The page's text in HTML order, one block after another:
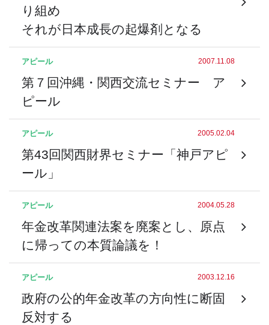
り組め
それが日本成長の起爆剤となる
アピール 2007.11.08
第７回沖縄・関西交流セミナー ア
ピール
アピール 2005.02.04
第43回関西財界セミナー「神戸アピ
ール」
アピール 2004.05.28
年金改革関連法案を廃案とし、原点
に帰っての本質論議を！
アピール 2003.12.16
政府の公的年金改革の方向性に断固
反対する